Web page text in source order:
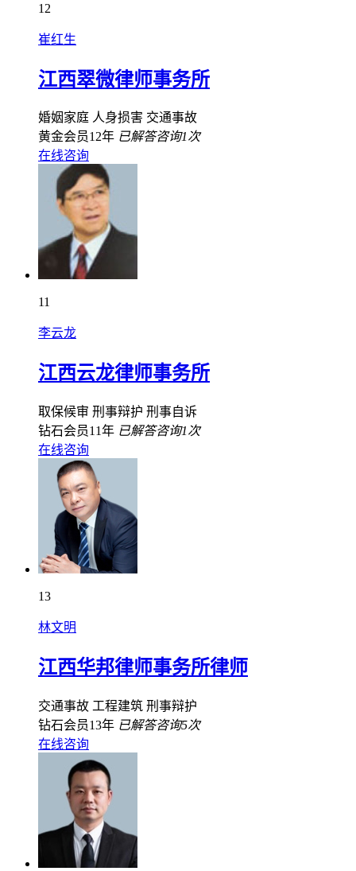
12
崔红生
江西翠微律师事务所
婚姻家庭 人身损害 交通事故
黄金会员12年 已解答咨询1次
在线咨询
11
李云龙
江西云龙律师事务所
取保候审 刑事辩护 刑事自诉
钻石会员11年 已解答咨询1次
在线咨询
13
林文明
江西华邦律师事务所律师
交通事故 工程建筑 刑事辩护
钻石会员13年 已解答咨询5次
在线咨询